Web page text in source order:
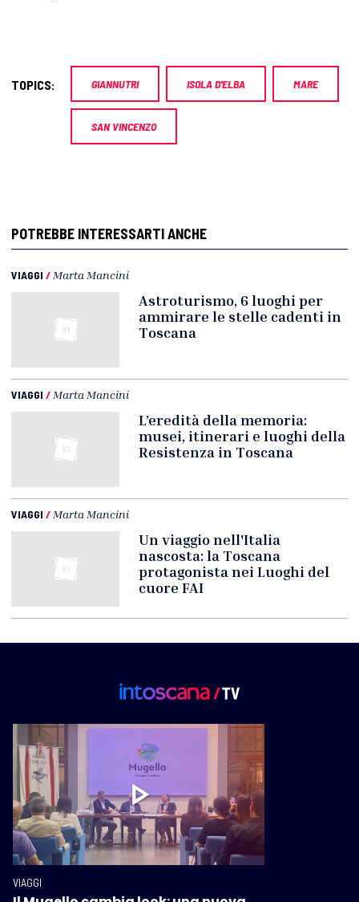
TOPICS: GIANNUTRI ISOLA D'ELBA MARE
SAN VINCENZO
POTREBBE INTERESSARTI ANCHE
VIAGGI / Marta Mancini
Astroturismo, 6 luoghi per
ammirare le stelle cadenti in
Toscana
VIAGGI / Marta Mancini
L’eredità della memoria:
musei, itinerari e luoghi della
Resistenza in Toscana
VIAGGI / Marta Mancini
Un viaggio nell'Italia
nascosta: la Toscana
protagonista nei Luoghi del
cuore FAI
VIAGGI